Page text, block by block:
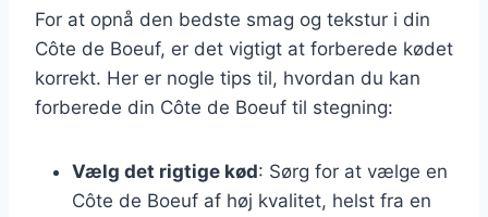
For at opnå den bedste smag og tekstur i din
Côte de Boeuf, er det vigtigt at forberede kødet
korrekt. Her er nogle tips til, hvordan du kan
forberede din Côte de Boeuf til stegning:
Vælg det rigtige kød: Sørg for at vælge en
Côte de Boeuf af høj kvalitet, helst fra en